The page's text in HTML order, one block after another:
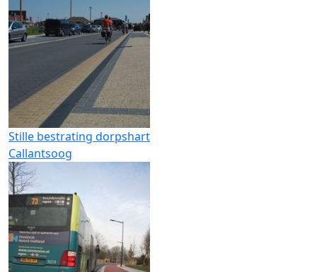
Stille bestrating dorpshart
Callantsoog